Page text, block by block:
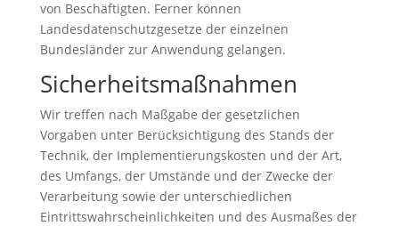
von Beschäftigten. Ferner können
Landesdatenschutzgesetze der einzelnen
Bundesländer zur Anwendung gelangen.
Sicherheitsmaßnahmen
Wir treffen nach Maßgabe der gesetzlichen
Vorgaben unter Berücksichtigung des Stands der
Technik, der Implementierungskosten und der Art,
des Umfangs, der Umstände und der Zwecke der
Verarbeitung sowie der unterschiedlichen
Eintrittswahrscheinlichkeiten und des Ausmaßes der